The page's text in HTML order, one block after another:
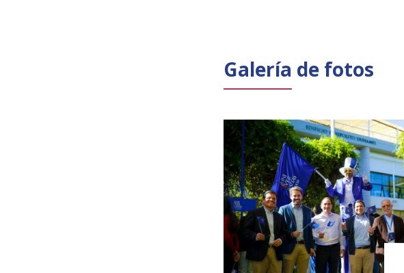
Galería de fotos